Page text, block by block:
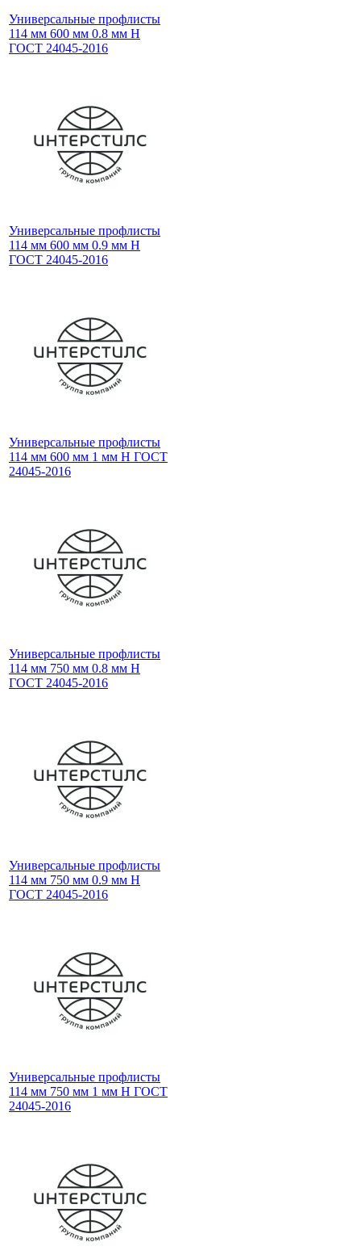
Универсальные профлисты
114 мм 600 мм 0.8 мм Н
ГОСТ 24045-2016
Универсальные профлисты
114 мм 600 мм 0.9 мм Н
ГОСТ 24045-2016
Универсальные профлисты
114 мм 600 мм 1 мм Н ГОСТ
24045-2016
Универсальные профлисты
114 мм 750 мм 0.8 мм Н
ГОСТ 24045-2016
Универсальные профлисты
114 мм 750 мм 0.9 мм Н
ГОСТ 24045-2016
Универсальные профлисты
114 мм 750 мм 1 мм Н ГОСТ
24045-2016